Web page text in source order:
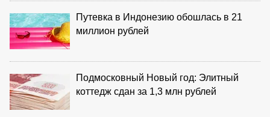
Путевка в Индонезию обошлась в 21
миллион рублей
Подмосковный Новый год: Элитный
коттедж сдан за 1,3 млн рублей